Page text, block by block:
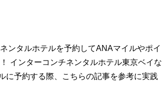
ンタルホテルを予約してANAマイルやポイ
インターコンチネンタルホテル東京ベイな
に予約する際、こちらの記事を参考に実践